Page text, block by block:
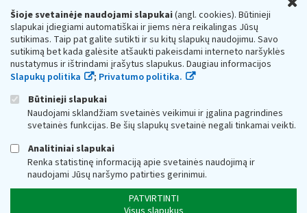
Šioje svetainėje naudojami slapukai(angl. cookies). Būtinieji
slapukai įdiegiami automatiškai ir jiems nėra reikalingas Jūsų
sutikimas. Taip pat galite sutikti ir su kitų slapukų naudojimu. Savo
sutikimą bet kada galėsite atšaukti pakeisdami interneto naršyklės
nustatymus ir ištrindami įrašytus slapukus. Daugiau informacijos
Slapukų politika
; Privatumo politika.
Būtinieji slapukai
Naudojami sklandžiam svetainės veikimui ir įgalina pagrindines
svetainės funkcijas. Be šių slapukų svetainė negali tinkamai veikti.
Analitiniai slapukai
Renka statistinę informaciją apie svetainės naudojimą ir
naudojami Jūsų naršymo patirties gerinimui.
PATVIRTINTI
Respublikos finansų ministerijos
Biudžetinė įstaiga. Juridinio asmens kodas — 188659752,
adresas: Vasario 16-osios g. 14, 01107 Vilnius, Lietuva, el.paštas:
vmi@vmi.lt, E. pristatymo dėžutės adresas 188659752
Duomenys apie Valstybinę mokesčių inspekciją prie Lietuvos
Respublikos finansų ministerijos kaupiami ir saugomi Juridinių